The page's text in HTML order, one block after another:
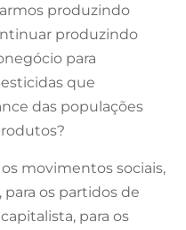
produzindo
produzindo
para
que
das populações
movimentos sociais,
para os partidos de
para os